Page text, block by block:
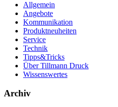
Allgemein
Angebote
Kommunikation
Produktneuheiten
Service
Technik
Tipps&Tricks
Über Tillmann Druck
Wissenswertes
Archiv